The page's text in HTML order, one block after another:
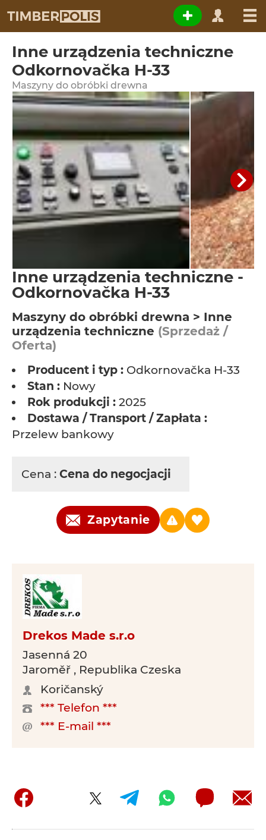
Inne urządzenia techniczne
Odkornovačka H-33
Maszyny do obróbki drewna
Inne urządzenia techniczne -
Odkornovačka H-33
Maszyny do obróbki drewna > Inne
urządzenia techniczne (Sprzedaż /
Oferta)
Producent i typ : Odkornovačka H-33
Stan : Nowy
Rok produkcji : 2025
Dostawa / Transport / Zapłata :
Przelew bankowy
Cena : Cena do negocjacji
Zapytanie
Drekos Made s.r.o
Jasenná 20
Jaroměř , Republika Czeska
Koričanský
*** Telefon ***
*** E-mail ***